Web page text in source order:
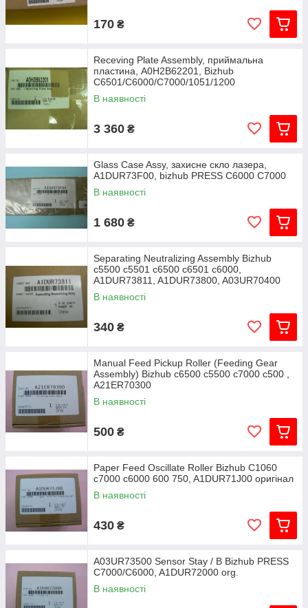
170 ₴
Receving Plate Assembly, приймальна
пластина, A0H2B62201, Bizhub
C6501/C6000/C7000/1051/1200
В наявності
3 360 ₴
Glass Case Assy, захисне скло лазера,
A1DUR73F00, bizhub PRESS C6000 C7000
В наявності
1 680 ₴
Separating Neutralizing Assembly Bizhub
c5500 c5501 c6500 c6501 c6000,
A1DUR73811, A1DUR73800, A03UR70400
В наявності
340 ₴
Manual Feed Pickup Roller (Feeding Gear
Assembly) Bizhub c6500 c5500 c7000 c500 ,
A21ER70300
В наявності
500 ₴
Paper Feed Oscillate Roller Bizhub C1060
c7000 c6000 600 750, A1DUR71J00 оригінал
В наявності
430 ₴
A03UR73500 Sensor Stay / B Bizhub PRESS
C7000/C6000, A1DUR72000 org.
В наявності